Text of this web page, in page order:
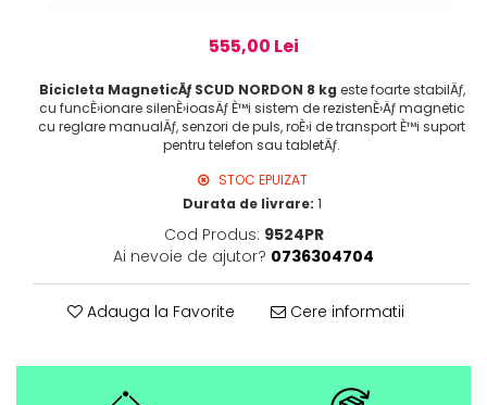
555,00 Lei
Bicicleta MagneticÄƒ SCUD NORDON 8 kg este foarte stabilÄƒ,
cu funcÈ›ionare silenÈ›ioasÄƒ È™i sistem de rezistenÈ›Äƒ magnetic
cu reglare manualÄƒ, senzori de puls, roÈ›i de transport È™i suport
pentru telefon sau tabletÄƒ.
STOC EPUIZAT
Durata de livrare: 1
Cod Produs: 9524PR
Ai nevoie de ajutor? 0736304704
Adauga la Favorite Cere informatii